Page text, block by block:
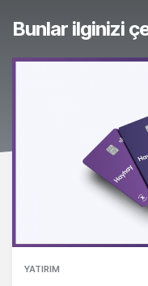
Bunlar ilginizi
YATIRIM